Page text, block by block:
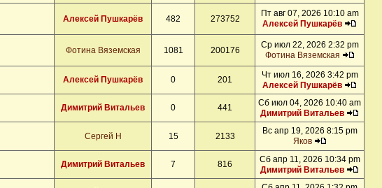
Алексей Пушкарёв 482 273752
Пт авг 07, 2026 10:10 am
Алексей Пушкарёв
Фотина Вяземская 1081 200176
Ср июл 22, 2026 2:32 pm
Фотина Вяземская
Алексей Пушкарёв 0 201
Чт июл 16, 2026 3:42 pm
Алексей Пушкарёв
Димитрий Витальев 0 441
Сб июл 04, 2026 10:40 am
Димитрий Витальев
Сергей Н 15 2133
Вс апр 19, 2026 8:15 pm
Яков
Димитрий Витальев 7 816
Сб апр 11, 2026 10:34 pm
Димитрий Витальев